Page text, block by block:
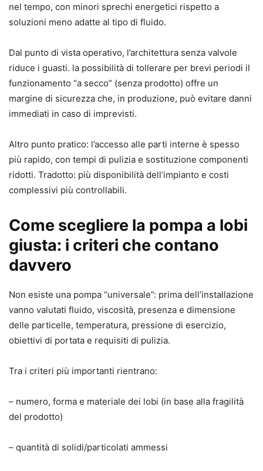
nel tempo, con minori sprechi energetici rispetto a
soluzioni meno adatte al tipo di fluido.
Dal punto di vista operativo, l’architettura senza valvole
riduce i guasti. la possibilità di tollerare per brevi periodi il
funzionamento “a secco” (senza prodotto) offre un
margine di sicurezza che, in produzione, può evitare danni
immediati in caso di imprevisti.
Altro punto pratico: l’accesso alle parti interne è spesso
più rapido, con tempi di pulizia e sostituzione componenti
ridotti. Tradotto: più disponibilità dell’impianto e costi
complessivi più controllabili.
Come scegliere la pompa a lobi
giusta: i criteri che contano
davvero
Non esiste una pompa “universale”: prima dell’installazione
vanno valutati fluido, viscosità, presenza e dimensione
delle particelle, temperatura, pressione di esercizio,
obiettivi di portata e requisiti di pulizia.
Tra i criteri più importanti rientrano:
– numero, forma e materiale dei lobi (in base alla fragilità
del prodotto)
– quantità di solidi/particolati ammessi